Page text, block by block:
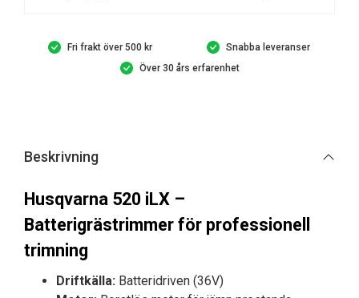
Fri frakt över 500 kr
Snabba leveranser
Över 30 års erfarenhet
Beskrivning
Husqvarna 520 iLX –
Batterigrästrimmer för professionell
trimning
Driftkälla: Batteridriven (36V)